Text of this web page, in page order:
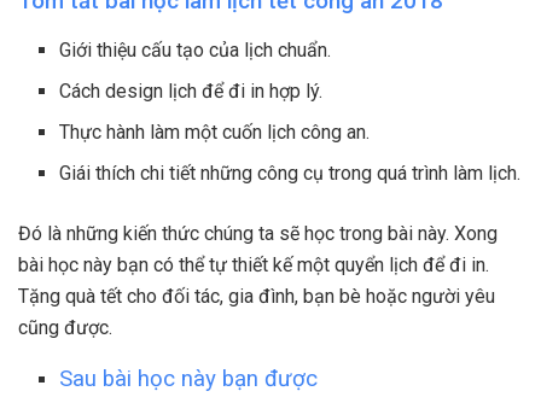
Giới thiệu cấu tạo của lịch chuẩn.
Cách design lịch để đi in hợp lý.
Thực hành làm một cuốn lịch công an.
Giái thích chi tiết những công cụ trong quá trình làm lịch.
Đó là những kiến thức chúng ta sẽ học trong bài này. Xong
bài học này bạn có thể tự thiết kế một quyển lịch để đi in.
Tặng quà tết cho đối tác, gia đình, bạn bè hoặc người yêu
cũng được.
Sau bài học này bạn được